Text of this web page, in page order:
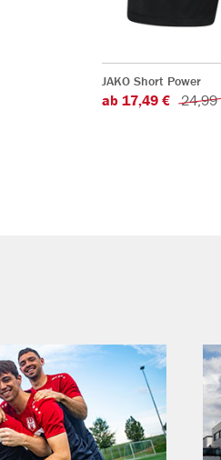
JAKO Short Power
ab 17,49 € 24,99